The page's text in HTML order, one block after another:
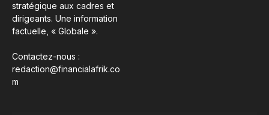
stratégique aux cadres et
dirigeants. Une information
factuelle, « Globale ».
Contactez-nous :
redaction@financialafrik.co
m